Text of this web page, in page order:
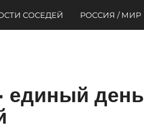
СОСЕДЕЙ РОССИЯ / МИР
единый день